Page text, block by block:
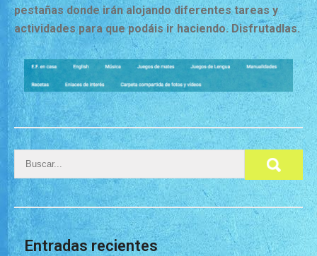
pestañas donde irán alojando diferentes tareas y
actividades para que podáis ir haciendo. Disfrutadlas.
Entradas recientes